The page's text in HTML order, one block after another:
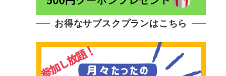
お得なサブスクプランはこちら